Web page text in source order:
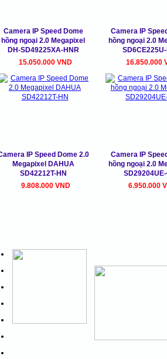
Camera IP Speed Dome
hồng ngoại 2.0 Megapixel
DH-SD49225XA-HNR
15.050.000 VND
Camera IP
hồng ngoại 2.0
SD6CE225U-
16.850.000
IP Speed Dome 2.0
Megapixel DAHUA
SD42212T-HN
9.808.000 VND
Camera IP
hồng ngoại 2.0
SD29204UE-
6.950.000